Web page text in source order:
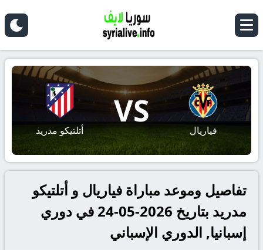
فياريال
VS
أتلتيكو مدريد
تفاصيل وموعد مباراة فياريال و أتلتيكو
مدريد بتاريخ 2026-05-24 في دوري
إسبانيا, الدوري الإسباني